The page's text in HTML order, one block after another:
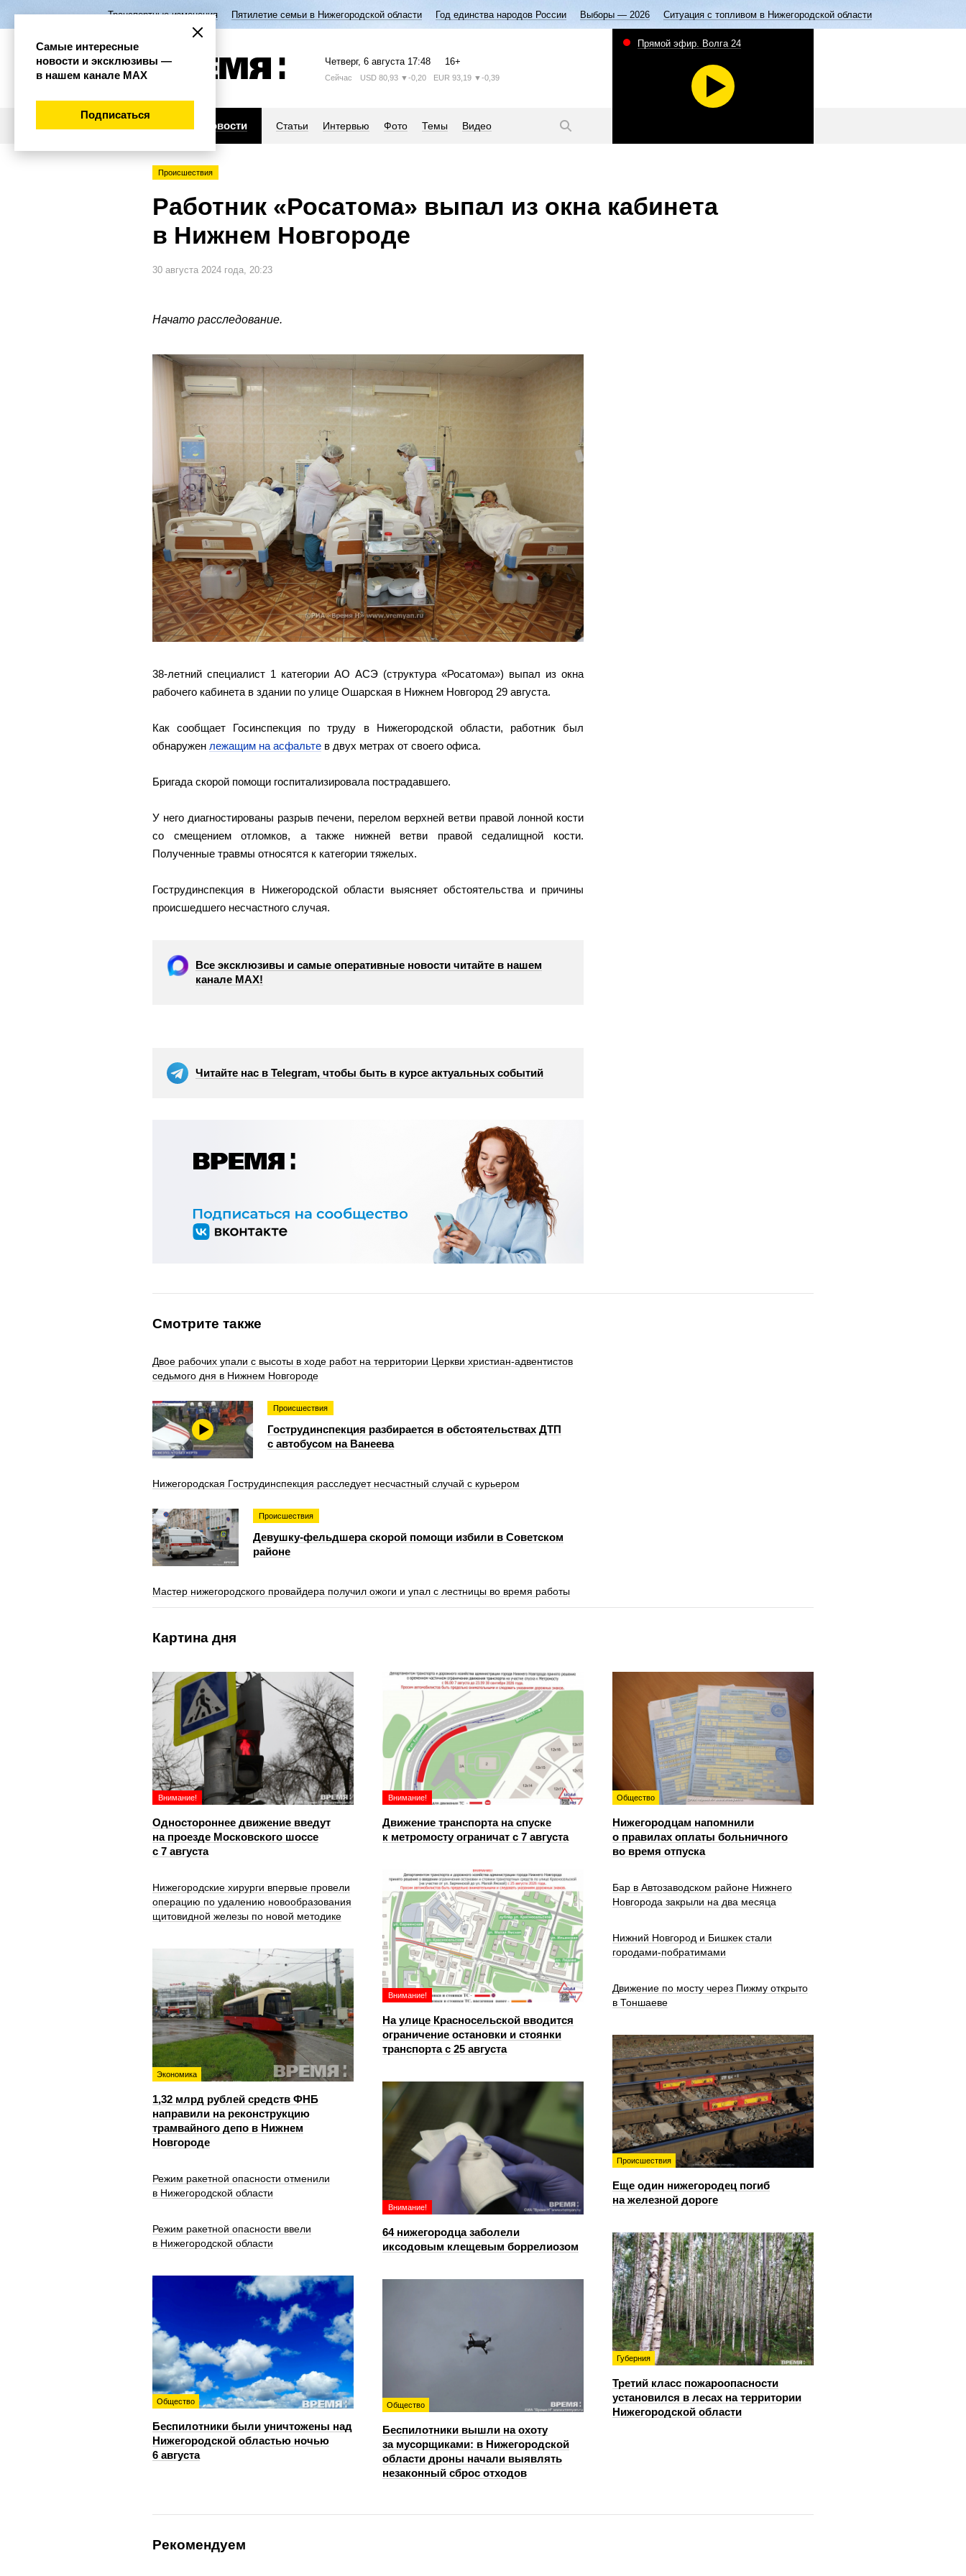
Транспортные изменения Пятилетие семьи в Нижегородской области Год единства народов России Выборы — 2026 Ситуация с топливом в Нижегородской области
Четверг, 6 августа 17:48 16+
Сейчас USD 80,93 ▼-0,20 EUR 93,19 ▼-0,39
Новости Статьи Интервью Фото Темы Видео
Прямой эфир. Волга 24
Происшествия
Работник «Росатома» выпал из окна кабинета
в Нижнем Новгороде
30 августа 2024 года, 20:23
Начато расследование.
38-летний специалист 1 категории АО АСЭ (структура «Росатома») выпал из окна
рабочего кабинета в здании по улице Ошарская в Нижнем Новгород 29 августа.
Как сообщает Госинспекция по труду в Нижегородской области, работник был
обнаружен лежащим на асфальте в двух метрах от своего офиса.
Бригада скорой помощи госпитализировала пострадавшего.
У него диагностированы разрыв печени, перелом верхней ветви правой лонной кости
со смещением отломков, а также нижней ветви правой седалищной кости.
Полученные травмы относятся к категории тяжелых.
Гострудинспекция в Нижегородской области выясняет обстоятельства и причины
происшедшего несчастного случая.
Все эксклюзивы и самые оперативные новости читайте в нашем
канале МАХ!
Читайте нас в Telegram, чтобы быть в курсе актуальных событий
Смотрите также
Двое рабочих упали с высоты в ходе работ на территории Церкви христиан‑адвентистов
седьмого дня в Нижнем Новгороде
Происшествия
Гострудинспекция разбирается в обстоятельствах ДТП
с автобусом на Ванеева
Нижегородская Гострудинспекция расследует несчастный случай с курьером
Происшествия
Девушку-фельдшера скорой помощи избили в Советском
районе
Мастер нижегородского провайдера получил ожоги и упал с лестницы во время работы
Картина дня
Внимание!
Одностороннее движение введут
на проезде Московского шоссе
с 7 августа
Внимание!
Движение транспорта на спуске
к метромосту ограничат с 7 августа
Общество
Нижегородцам напомнили
о правилах оплаты больничного
во время отпуска
Внимание!
На улице Красносельской вводится
ограничение остановки и стоянки
транспорта с 25 августа
Нижегородские хирурги впервые провели
операцию по удалению новообразования
щитовидной железы по новой методике
Бар в Автозаводском районе Нижнего
Новгорода закрыли на два месяца
Нижний Новгород и Бишкек стали
городами-побратимами
Экономика
1,32 млрд рублей средств ФНБ
направили на реконструкцию
трамвайного депо в Нижнем
Новгороде
Движение по мосту через Пижму открыто
в Тоншаеве
Происшествия
Еще один нижегородец погиб
на железной дороге
Внимание!
64 нижегородца заболели
иксодовым клещевым боррелиозом
Режим ракетной опасности отменили
в Нижегородской области
Режим ракетной опасности ввели
в Нижегородской области
Губерния
Третий класс пожароопасности
установился в лесах на территории
Нижегородской области
Общество
Беспилотники были уничтожены над
Нижегородской областью ночью
6 августа
Общество
Беспилотники вышли на охоту
за мусорщиками: в Нижегородской
области дроны начали выявлять
незаконный сброс отходов
Рекомендуем
Самые интересные
новости и эксклюзивы —
в нашем канале МАХ
Подписаться